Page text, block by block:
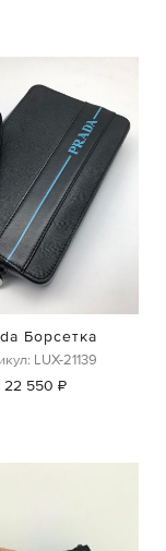
Борсетка
LUX-21139
22 550 ₽